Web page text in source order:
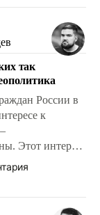
так
России в
к
Этот интерес
прагматичен. Он